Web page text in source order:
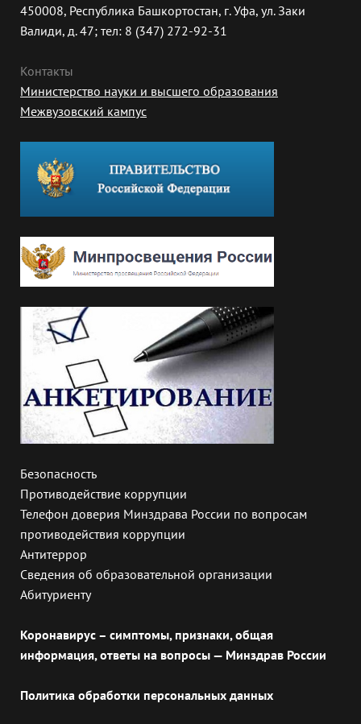
450008, Республика Башкортостан, г. Уфа, ул. Заки
Валиди, д. 47; тел: 8 (347) 272-92-31
Контакты
Министерство науки и высшего образования
Межвузовский кампус
Безопасность
Противодействие коррупции
Телефон доверия Минздрава России по вопросам
противодействия коррупции
Антитеррор
Сведения об образовательной организации
Абитуриенту
Коронавирус – симптомы, признаки, общая
информация, ответы на вопросы — Минздрав России
Политика обработки персональных данных